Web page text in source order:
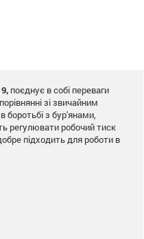
поєднує в собі переваги
зі звичайним
боротьбі з бур'янами,
регулювати робочий тиск
підходить для роботи в